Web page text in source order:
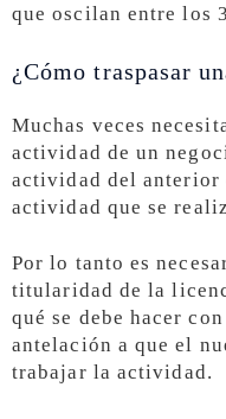
que oscilan entre los
¿Cómo traspasar
Muchas veces
actividad de un
actividad del anterior
actividad que se
Por lo tanto es
titularidad de la
qué se debe hacer
antelación a que el
trabajar la actividad.